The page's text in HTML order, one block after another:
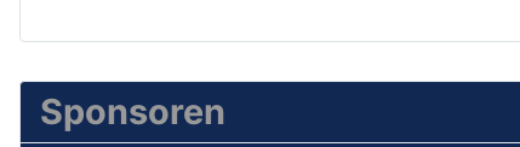
Sponsoren